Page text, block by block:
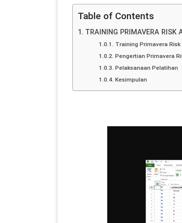
Table of Contents
TRAINING PRIMAVERA RISK
Training Primavera Risk
Pengertian Primavera
Pelaksanaan Pelatihan
Kesimpulan